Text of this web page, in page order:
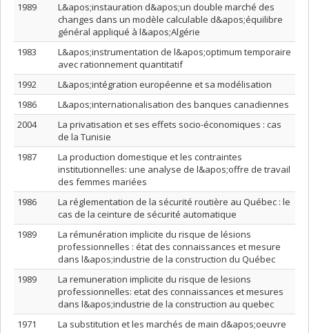
1989
L&apos;instauration d&apos;un double marché des
changes dans un modèle calculable d&apos;équilibre
général appliqué à l&apos;Algérie
1983
L&apos;instrumentation de l&apos;optimum temporaire
avec rationnement quantitatif
1992
L&apos;intégration européenne et sa modélisation
1986
L&apos;internationalisation des banques canadiennes
2004
La privatisation et ses effets socio-économiques : cas
de la Tunisie
1987
La production domestique et les contraintes
institutionnelles: une analyse de l&apos;offre de travail
des femmes mariées
1986
La réglementation de la sécurité routière au Québec : le
cas de la ceinture de sécurité automatique
1989
La rémunération implicite du risque de lésions
professionnelles : état des connaissances et mesure
dans l&apos;industrie de la construction du Québec
1989
La remuneration implicite du risque de lesions
professionnelles: etat des connaissances et mesures
dans l&apos;industrie de la construction au quebec
1971
La substitution et les marchés de main d&apos;oeuvre